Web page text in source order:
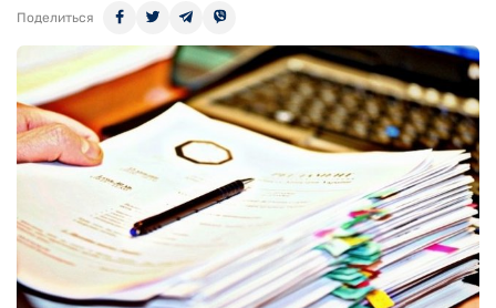
Поделиться